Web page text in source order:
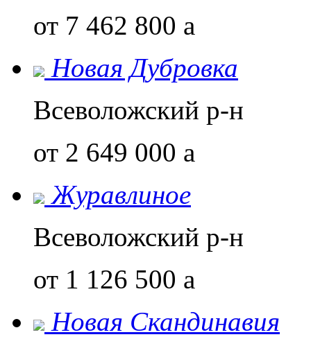
от 7 462 800 a
Новая Дубровка
Всеволожский р-н
от 2 649 000 a
Журавлиное
Всеволожский р-н
от 1 126 500 a
Новая Скандинавия